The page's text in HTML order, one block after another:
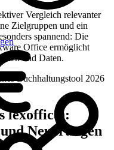
Vergleich relevanter
Zielgruppen und ein
spannend: Die
Office ermöglicht
und Daten.
Buchhaltungstool 2026
lexoffice):
Neuerungen